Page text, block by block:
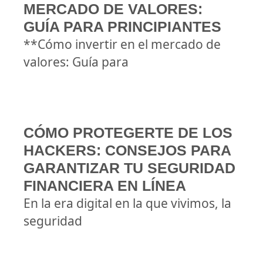
MERCADO DE VALORES:
GUÍA PARA PRINCIPIANTES
**Cómo invertir en el mercado de
valores: Guía para
CÓMO PROTEGERTE DE LOS
HACKERS: CONSEJOS PARA
GARANTIZAR TU SEGURIDAD
FINANCIERA EN LÍNEA
En la era digital en la que vivimos, la
seguridad